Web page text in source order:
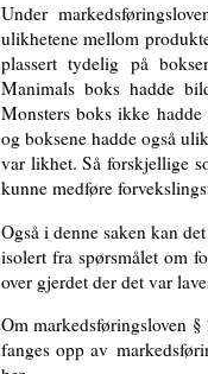
Under
ulikhetene mellom
plassert tydelig på
Manimals boks hadde
Monsters boks ikke
og boksene hadde også
var likhet. Så forskjellige
kunne medføre
Også i denne saken kan
isolert fra spørsmålet om
over gjerdet der det var
Om markedsføringsloven
fanges opp av